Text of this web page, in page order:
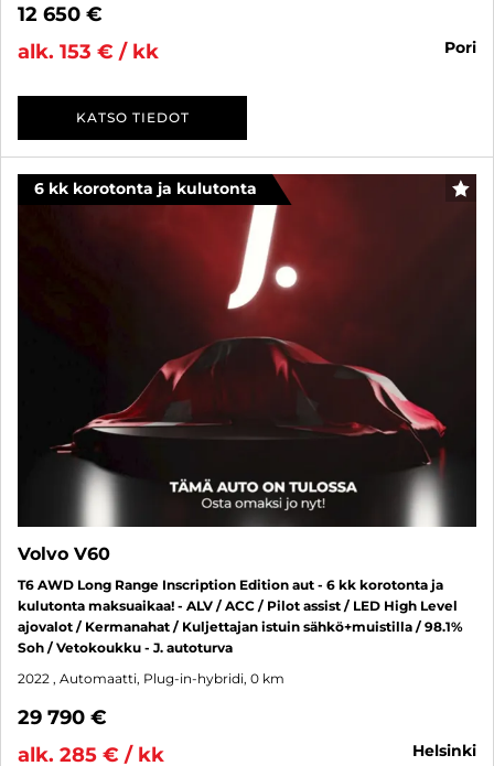
12 650 €
alk. 153 € / kk
pori
KATSO TIEDOT
6 kk korotonta ja kulutonta
Volvo V60
T6 AWD Long Range Inscription Edition aut - 6 kk korotonta ja
kulutonta maksuaikaa! - ALV / ACC / Pilot assist / LED High Level
ajovalot / Kermanahat / Kuljettajan istuin sähkö+muistilla / 98.1%
Soh / Vetokoukku - J. autoturva
2022 , Automaatti, Plug-in-hybridi, 0 km
29 790 €
alk. 285 € / kk
helsinki